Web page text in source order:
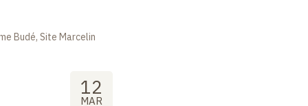
Budé, Site Marcelin
12
MAR